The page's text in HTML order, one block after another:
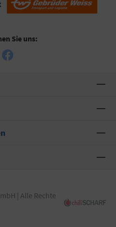
Sie uns:
| Alle Rechte